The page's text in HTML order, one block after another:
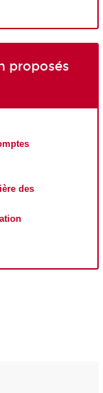
proposés
des